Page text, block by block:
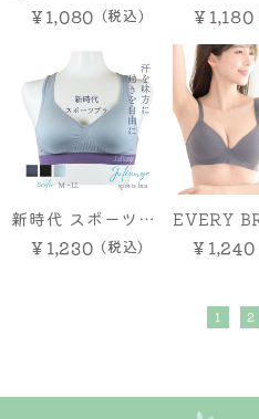
ワイヤーブラ 楽ブ
ブラ 快適 昼夜兼用
育乳 授乳 ブラトッ
プ ジュニア
カップ 脇高ノンワ
￥1,080
加工 カッ
ンワイヤー
￥1,180
新時代 スポーツブ
ラ ノンワイヤーブ
￥1,230
EVERY
つけたい
￥1,240
1 2